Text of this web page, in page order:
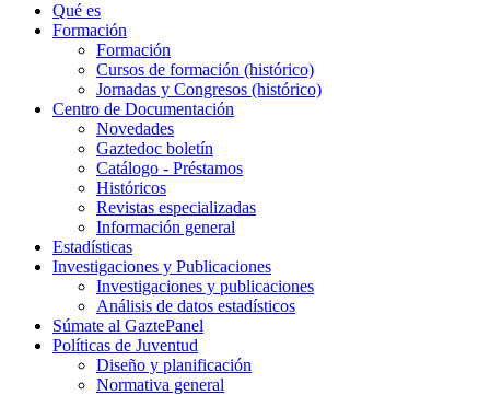
Qué es
Formación
Formación
Cursos de formación (histórico)
Jornadas y Congresos (histórico)
Centro de Documentación
Novedades
Gaztedoc boletín
Catálogo - Préstamos
Históricos
Revistas especializadas
Información general
Estadísticas
Investigaciones y Publicaciones
Investigaciones y publicaciones
Análisis de datos estadísticos
Súmate al GaztePanel
Políticas de Juventud
Diseño y planificación
Normativa general